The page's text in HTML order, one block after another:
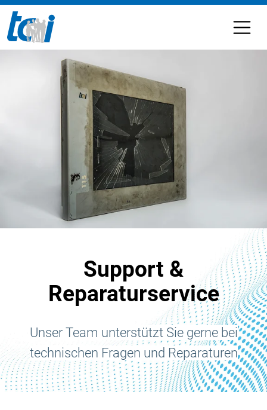
Support &
Reparaturservice
Unser Team unterstützt Sie gerne bei
technischen Fragen und Reparaturen